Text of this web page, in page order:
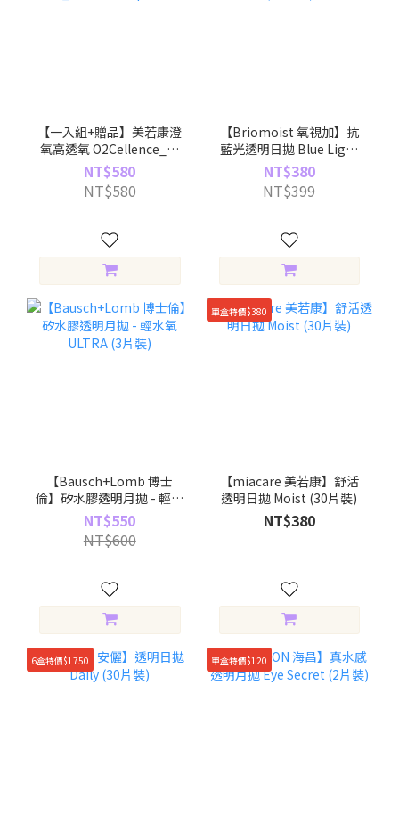
【一入組+贈品】美若康澄
氧高透氧 O2Cellence_矽
水膠_透明日拋 20pcs
NT$580
NT$580
【Briomoist 氧視加】抗
藍光透明日拋 Blue Light
Block (30片裝)
NT$380
NT$399
【Bausch+Lomb 博士
倫】矽水膠透明月拋 - 輕水
氧 ULTRA (3片裝)
NT$550
NT$600
單盒特價$380
【miacare 美若康】舒活
透明日拋 Moist (30片裝)
NT$380
6盒特價$1750 單盒特價$120